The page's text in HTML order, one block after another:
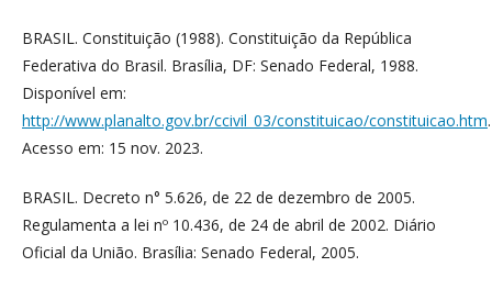
BRASIL. Constituição (1988). Constituição da República
Federativa do Brasil. Brasília, DF: Senado Federal, 1988.
Disponível em:
http://www.planalto.gov.br/ccivil_03/constituicao/constituicao.htm.
Acesso em: 15 nov. 2023.
BRASIL. Decreto n° 5.626, de 22 de dezembro de 2005.
Regulamenta a lei nº 10.436, de 24 de abril de 2002. Diário
Oficial da União. Brasília: Senado Federal, 2005.